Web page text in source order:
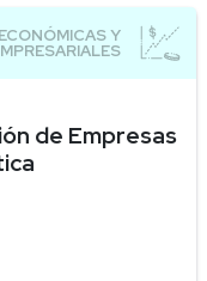
de Empresas